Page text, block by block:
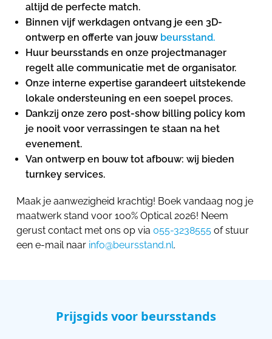
altijd de perfecte match.
Binnen vijf werkdagen ontvang je een 3D-
ontwerp en offerte van jouw beursstand.
Huur beursstands en onze projectmanager
regelt alle communicatie met de organisator.
Onze interne expertise garandeert uitstekende
lokale ondersteuning en een soepel proces.
Dankzij onze zero post-show billing policy kom
je nooit voor verrassingen te staan na het
evenement.
Van ontwerp en bouw tot afbouw: wij bieden
turnkey services.
Maak je aanwezigheid krachtig! Boek vandaag nog je
maatwerk stand voor 100% Optical 2026! Neem
gerust contact met ons op via 055-3238555 of stuur
een e-mail naar info@beursstand.nl.
Prijsgids voor beursstands